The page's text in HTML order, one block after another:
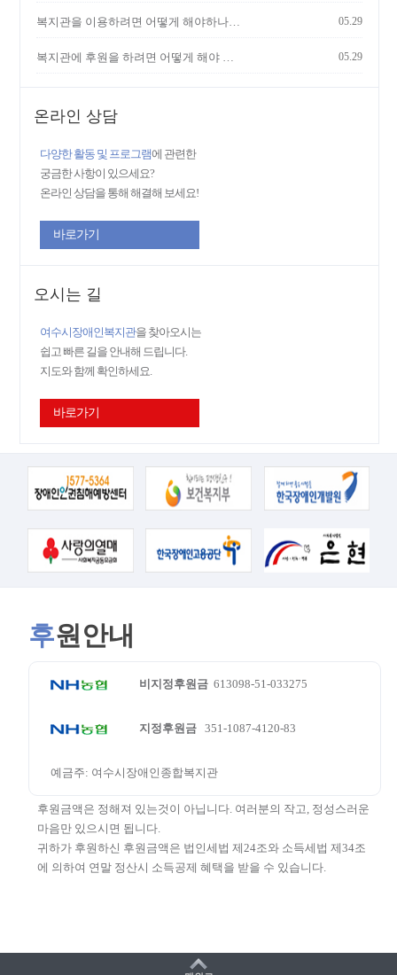
복지관을 이용하려면 어떻게 해야하나요? 05.29
복지관에 후원을 하려면 어떻게 해야 하나요? 05.29
온라인 상담
다양한 활동 및 프로그램에 관련한
궁금한 사항이 있으세요?
온라인 상담을 통해 해결해 보세요!
바로가기
오시는 길
여수시장애인복지관을 찾아오시는
쉽고 빠른 길을 안내해 드립니다.
지도와 함께 확인하세요.
바로가기
후원안내
비지정후원금 613098-51-033275
지정후원금 351-1087-4120-83
예금주: 여수시장애인종합복지관
후원금액은 정해져 있는것이 아닙니다. 여러분의 작고, 정성스러운
마음만 있으시면 됩니다.
귀하가 후원하신 후원금액은 법인세법 제24조와 소득세법 제34조
에 의하여 연말 정산시 소득공제 혜택을 받을 수 있습니다.